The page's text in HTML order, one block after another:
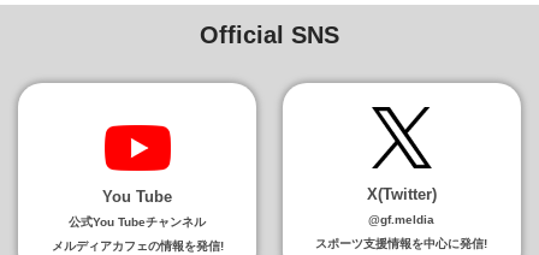
Official SNS
You Tube
公式You Tubeチャンネル
メルディアカフェの情報を発信!
X(Twitter)
@gf.meldia
スポーツ支援情報を中心に発信!